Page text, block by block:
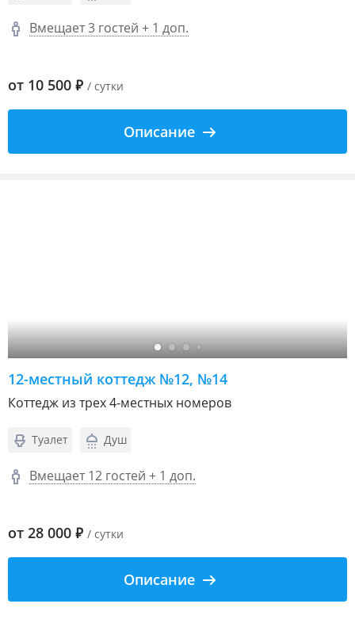
Вмещает 3 гостей + 1 доп.
от 10 500 ₽ / сутки
Описание
12-местный коттедж №12, №14
Коттедж из трех 4-местных номеров
Туалет Душ
Вмещает 12 гостей + 1 доп.
от 28 000 ₽ / сутки
Описание